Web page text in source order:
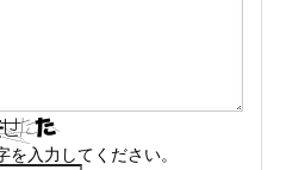
を入力してください。